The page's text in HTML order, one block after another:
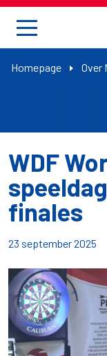
Homepage Over
WDF
finales
23 september 2025